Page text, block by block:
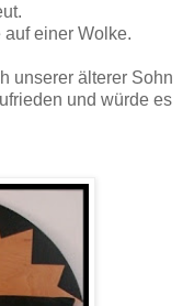
einer Wolke.
unserer älterer Sohn
und würde es